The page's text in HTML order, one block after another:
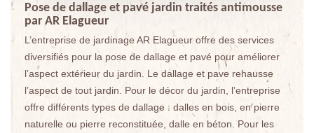
Pose de dallage et pavé jardin traités antimousse
par AR Elagueur
L’entreprise de jardinage AR Elagueur offre des services
diversifiés pour la pose de dallage et pavé pour améliorer
l’aspect extérieur du jardin. Le dallage et pave rehausse
l’aspect de tout jardin. Pour le décor du jardin, l’entreprise
offre différents types de dallage : dalles en bois, en pierre
naturelle ou pierre reconstituée, dalle en béton. Pour les